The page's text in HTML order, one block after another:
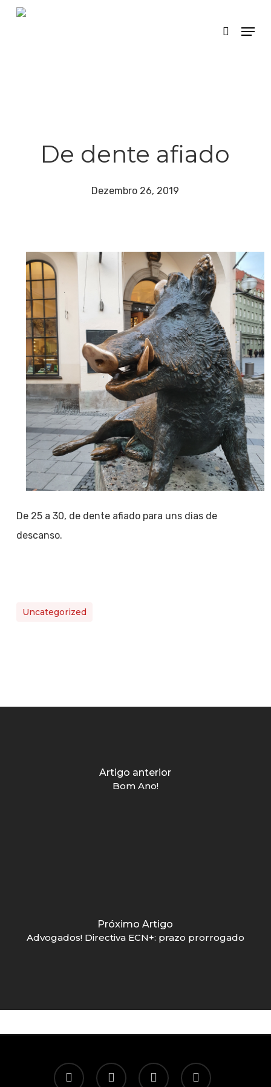
Skip
search
Menu
De dente afiado
Dezembro 26, 2019
De 25 a 30, de dente afiado para uns dias de
descanso.
Uncategorized
Artigo anterior
Bom Ano!
Próximo Artigo
Advogados! Directiva ECN+: prazo prorrogado
twitter facebook linkedin email